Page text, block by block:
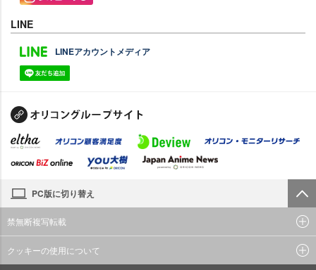
LINE
LINEアカウントメディア
PC版に切り替え
禁無断複写転載
クッキーの使用について